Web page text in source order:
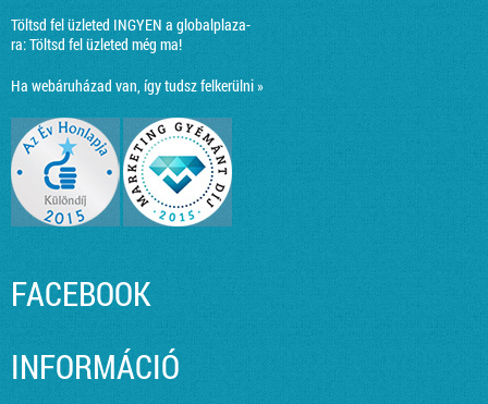
Töltsd fel üzleted INGYEN a globalplaza-
ra:Töltsd fel üzleted még ma!
Ha webáruházad van, így tudsz felkerülni »
FACEBOOK
INFORMÁCIÓ